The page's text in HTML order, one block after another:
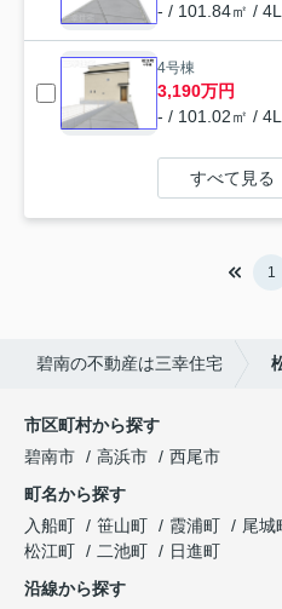
- / 101.84㎡ /
4号棟
3,190万円
- / 101.02㎡ /
すべて見る
1
碧南の不動産は三幸住宅
市区町村から探す
碧南市
高浜市
西尾市
町名から探す
入船町
笹山町 霞浦町 尾城
松江町
二池町
日進町
沿線から探す